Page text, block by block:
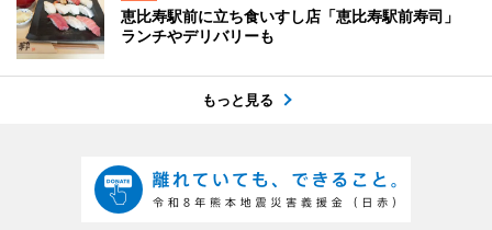
恵比寿駅前に立ち食いすし店「恵比寿駅前寿司」
ランチやデリバリーも
もっと見る